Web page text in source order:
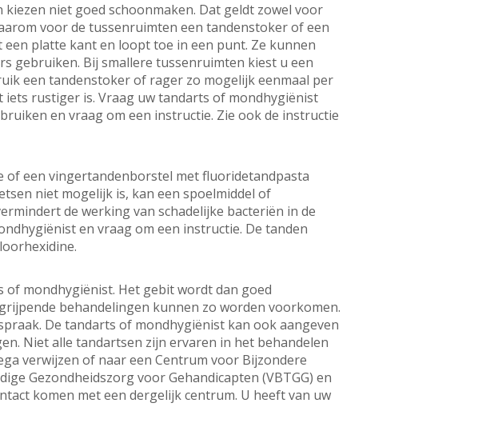
niet goed schoonmaken. Dat geldt zowel voor
voor de tussenruimten een tandenstoker of een
platte kant en loopt toe in een punt. Ze kunnen
gebruiken. Bij smallere tussenruimten kiest u een
een tandenstoker of rager zo mogelijk eenmaal per
iets rustiger is. Vraag uw tandarts of mondhygiënist
en vraag om een instructie. Zie ook de instructie
of een vingertandenborstel met fluoridetandpasta
niet mogelijk is, kan een spoelmiddel of
de werking van schadelijke bacteriën in de
en vraag om een instructie. De tanden
of mondhygiënist. Het gebit wordt dan goed
behandelingen kunnen zo worden voorkomen.
De tandarts of mondhygiënist kan ook aangeven
Niet alle tandartsen zijn ervaren in het behandelen
verwijzen of naar een Centrum voor Bijzondere
Gezondheidszorg voor Gehandicapten (VBTGG) en
komen met een dergelijk centrum. U heeft van uw